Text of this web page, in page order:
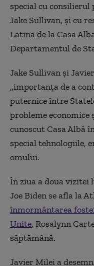
special cu
Jake Sullivan, şi cu
Latină de la Casa
Departamentul de
Jake Sullivan şi
„importanţa de a
puternice între
probleme
cunoscut Casa Albă
special tehnologiile,
omului.
În ziua a doua vizitei
Joe Biden se afla la
înmormântarea
Unite, Rosalynn
săptămână.
Javier Milei a